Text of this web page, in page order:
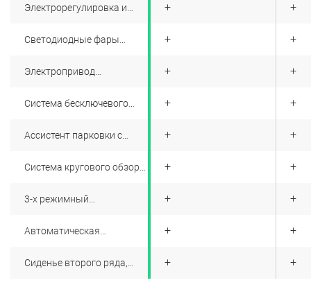
Электрорегулировка и
Светодиодные фары
огнями
Электропривод
направлениях
Система бесключевого
Ассистент парковки с
звуковым
датчика)
Система кругового обзора
3-х режимный
Автоматическая
Сиденье второго ряда,
+
+
+
+
+
+
+
+
+
+
+
+
+
+
+
+
+
+
+
+
+
+
+
+
+
+
+